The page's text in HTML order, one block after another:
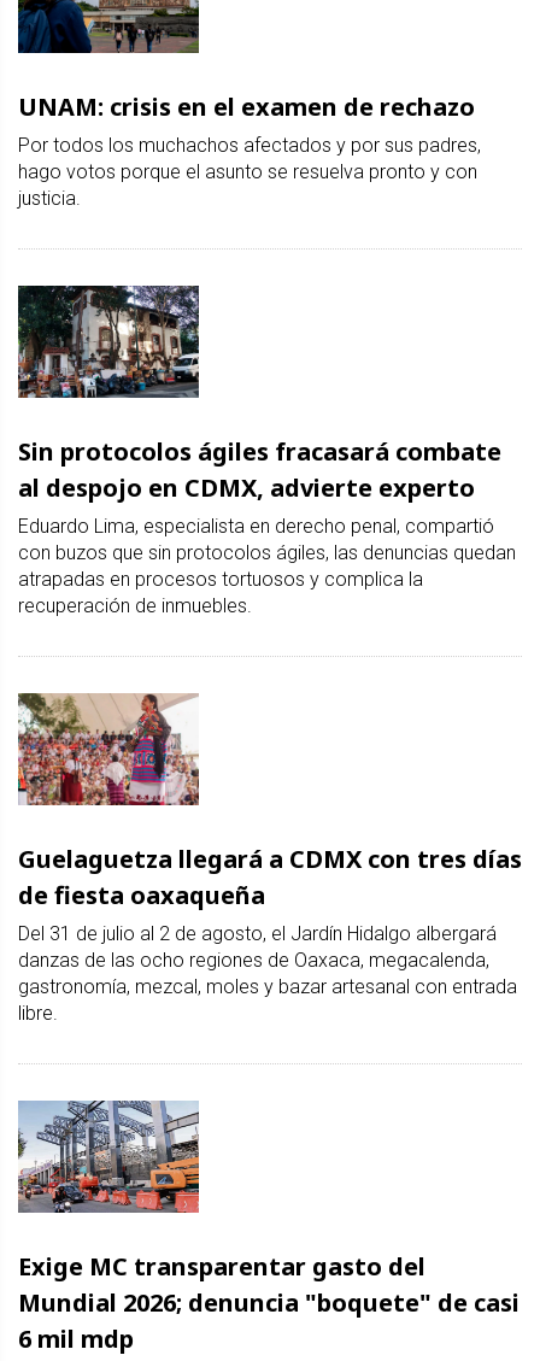
UNAM: crisis en el examen de rechazo
Por todos los muchachos afectados y por sus padres,
hago votos porque el asunto se resuelva pronto y con
justicia.
Sin protocolos ágiles fracasará combate
al despojo en CDMX, advierte experto
Eduardo Lima, especialista en derecho penal, compartió
con buzos que sin protocolos ágiles, las denuncias quedan
atrapadas en procesos tortuosos y complica la
recuperación de inmuebles.
Guelaguetza llegará a CDMX con tres días
de fiesta oaxaqueña
Del 31 de julio al 2 de agosto, el Jardín Hidalgo albergará
danzas de las ocho regiones de Oaxaca, megacalenda,
gastronomía, mezcal, moles y bazar artesanal con entrada
libre.
Exige MC transparentar gasto del
Mundial 2026; denuncia "boquete" de casi
6 mil mdp